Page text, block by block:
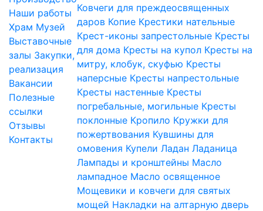
Наши работы
Храм Музей
Выставочные
залы Закупки,
реализация
Вакансии
Полезные
ссылки
Отзывы
Контакты
Ковчеги для преждеосвященных
даров Копие Крестики нательные
Крест-иконы запрестольные Кресты
для дома Кресты на купол Кресты на
митру, клобук, скуфью Кресты
наперсные Кресты напрестольные
Кресты настенные Кресты
погребальные, могильные Кресты
поклонные Кропило Кружки для
пожертвования Кувшины для
омовения Купели Ладан Ладаница
Лампады и кронштейны Масло
лампадное Масло освященное
Мощевики и ковчеги для святых
мощей Накладки на алтарную дверь